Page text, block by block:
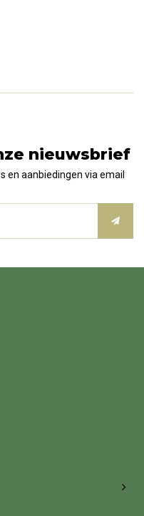
nieuwsbrief
en aanbiedingen via email